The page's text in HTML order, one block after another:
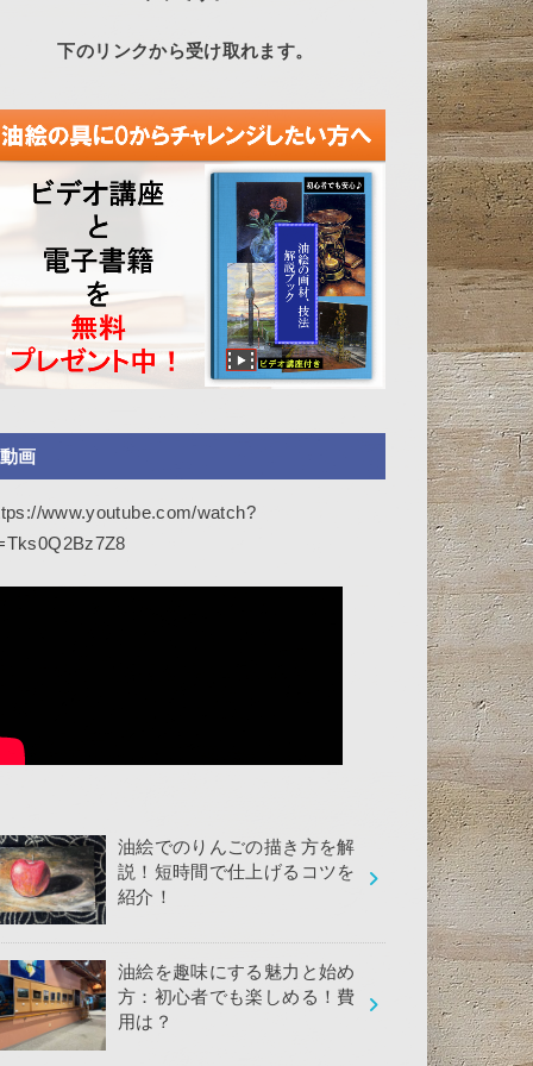
下のリンクから受け取れます。
動画
www.youtube.com/watch?
油絵でのりんごの描き方を解
説！短時間で仕上げるコツを
紹介！
油絵を趣味にする魅力と始め
方：初心者でも楽しめる！費
用は？